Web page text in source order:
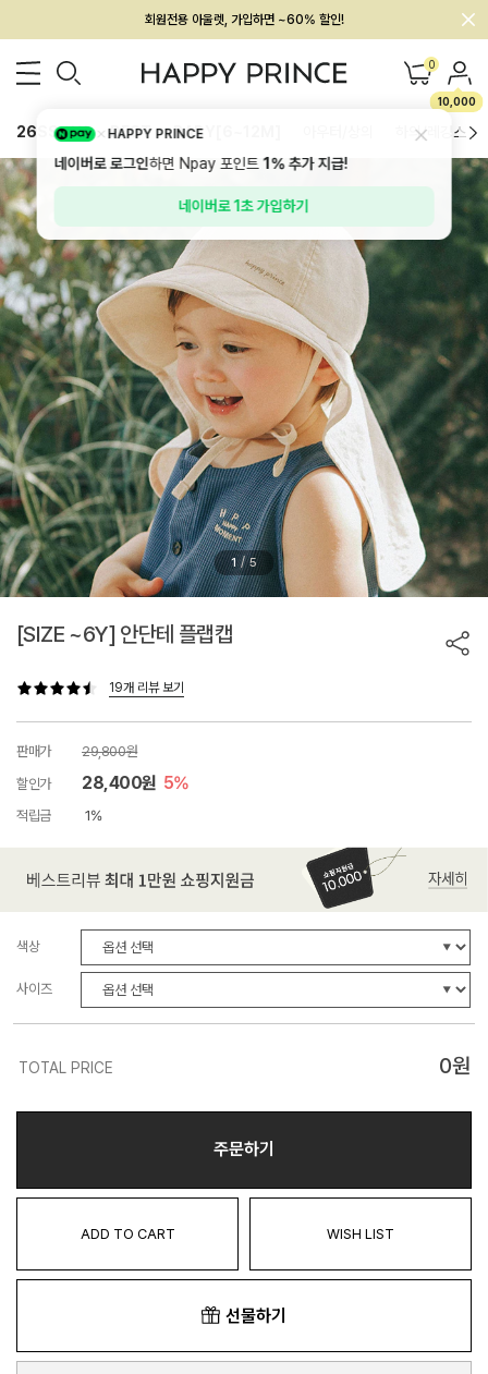
회원전용 아울렛, 가입하면 ~60% 할인!
멤버십 최대 28,000원 혜택 0
10,000
26SS 신상 BEST BABY[6~12M] 하의/레깅스
1 / 5
[SIZE ~6Y] 안단테 플랩캡
19개 리뷰 보기
판매가
29,800원
할인가
28,400원 5%
적립금 1%
색상
사이즈
TOTAL PRICE 0원
주문하기
ADD TO CART WISH LIST
선물하기
HAPPY PRINCE
네이버로 로그인하면 Npay 포인트1%추가 지급!
네이버로 1초 가입하기